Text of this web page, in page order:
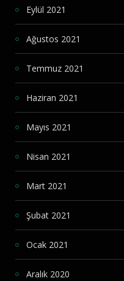
Eylül 2021
Ağustos 2021
Temmuz 2021
Haziran 2021
Mayıs 2021
Nisan 2021
Mart 2021
Şubat 2021
Ocak 2021
Aralık 2020